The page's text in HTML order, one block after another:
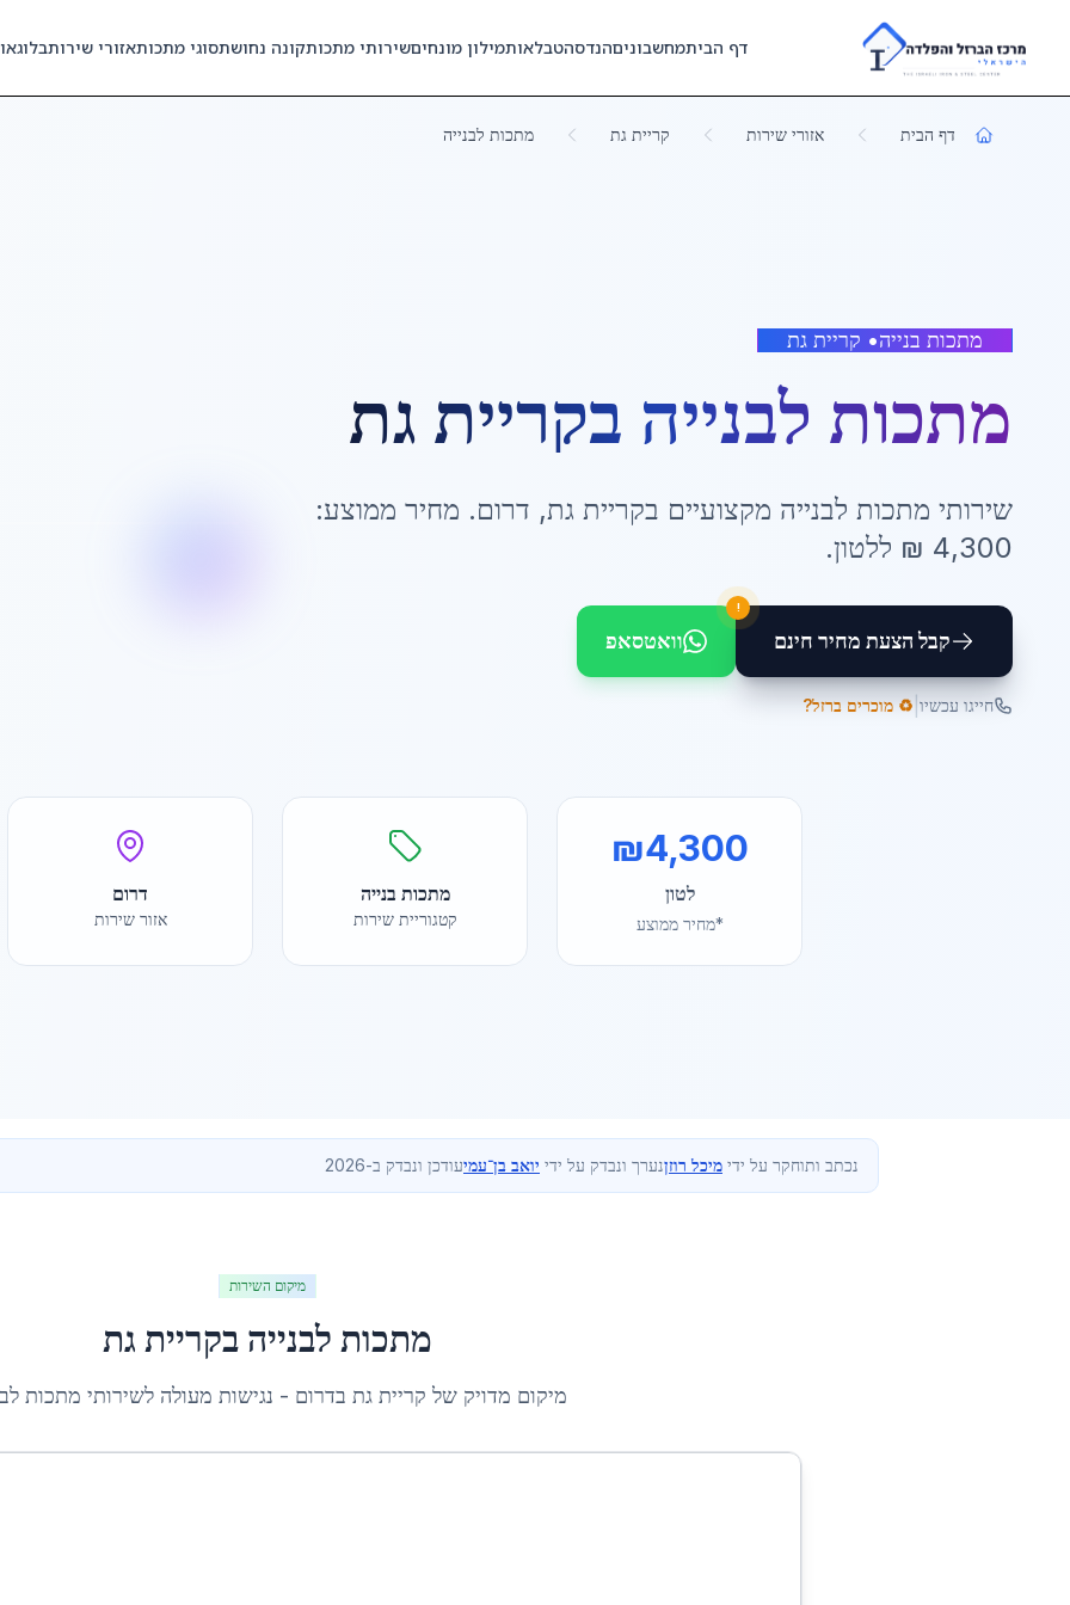
Skip to main content
דף הביתמחשבוניםהנדסהטבלאותמילון מונחיםשירותי מתכותקונה נחושתסוגי מתכותאזורי שירותבלוג
דף הבית אזורי שירות קריית גת מתכות לבנייה
מתכות בנייה• קריית גת
מתכות לבנייה בקריית גת
שירותי מתכות לבנייה מקצועיים בקריית גת, דרום. מחיר ממוצע:
4,300 ₪ ללטון.
קבל הצעת מחיר חינם
!
וואטסאפ
חייגו עכשיו ♻️ מוכרים ברזל?
₪4,300
לטון
*מחיר ממוצע
מתכות בנייה
קטגוריית שירות
דרום
אזור שירות
נכתב ותוחקר על ידי מיכל רוזןנערך ונבדק על ידי יואב בן־עמיעודכן ונבדק ב-2026
מיקום השירות
מתכות לבנייה בקריית גת
מיקום מדויק של קריית גת בדרום - נגישות מעולה לשירותי מתכות